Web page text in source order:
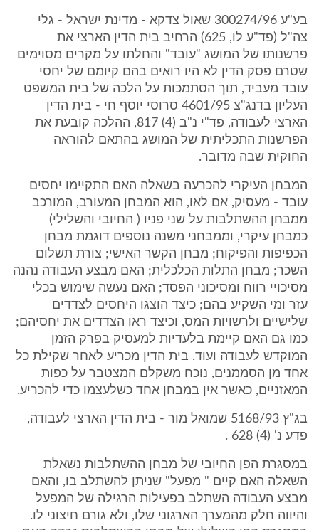
בע"ע 300274/96 שאול צדקא - מדינת ישראל - גלי
צה"ל (פד"ע לו, 625) הרחיב בית הדין הארצי את
פרשנותו של המושג "עובד" והחלתו על מקרים מסוימים
שטרם פסק הדין לא היו רואים בהם קיומם של יחסי
עובד מעביד, תוך הסתמכות על הלכה של בית המשפט
העליון בדנג"צ 4601/95 סרוסי יוסף חי - בית הדין
הארצי לעבודה, פד"י נ"ב (4) 817, ההלכה קובעת את
הפרשנות התכליתית של המושג בהתאם להוראה
החוקית שבה מדובר.
המבחן העיקרי להכרעה בשאלה האם התקיימו יחסים
עובד - מעסיק, אם לאו, הוא המבחן המעורב, המורכב
ממבחן ההשתלבות על שני פניו ( החיובי והשלילי)
כמבחן עיקרי, וממבחני משנה נוספים דוגמת מבחן
הכפיפות והפיקוח; מבחן הקשר האישי; צורת תשלום
השכר; מבחן התלות הכלכלית; האם מבצע העבודה נהנה
מסיכויי רווח ומסיכוני הפסד; האם נעשה שימוש בכלי
עזר ומי השקיע בהם; כיצד הוצגו היחסים לצדדים
שלישיים ולרשויות המס, וכיצד ראו הצדדים את יחסיהם;
כמו גם האם קיימת בלעדיות למעסיק בפרק הזמן
המוקדש לעבודה ועוד. בית הדין מכריע לאחר שקילת כל
אחד מן הסממנים, נוכח משקלם המצטבר על כפות
המאזניים, כאשר אין במבחן אחד כשלעצמו כדי להכריע.
בג"ץ 5168/93 שמואל מור - בית הדין הארצי לעבודה,
פדע נ' (4) 628 .
במסגרת הפן החיובי של מבחן ההשתלבות נשאלת
השאלה האם קיים " מפעל" שניתן להשתלב בו, והאם
מבצע העבודה השתלב בפעילות הרגילה של המפעל
והיווה חלק מהמערך הארגוני שלו, ולא גורם חיצוני לו.